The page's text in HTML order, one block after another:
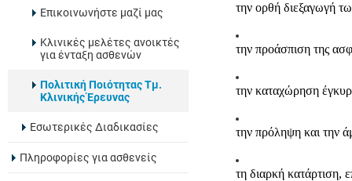
Eπικοινωνήστε μαζί μας
Κλινικές μελέτες ανοικτές
για ένταξη ασθενών
Πολιτική Ποιότητας Τμ.
Κλινικής Έρευνας
Εσωτερικές Διαδικασίες
Πληροφορίες για ασθενείς
την ορθή διεξαγωγή
την προάσπιση της
την καταχώρηση
την πρόληψη και την
τη διαρκή κατάρτιση,